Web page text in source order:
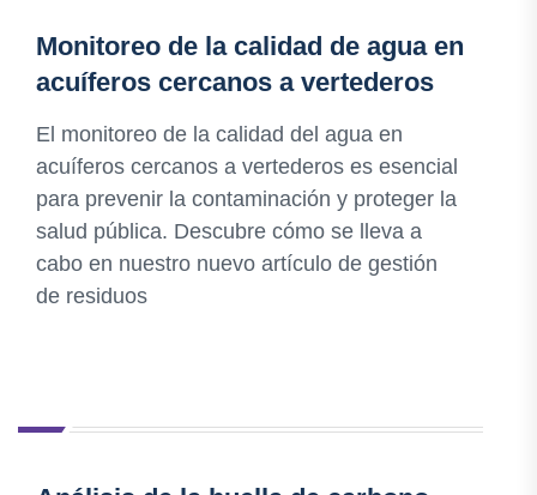
Monitoreo de la calidad de agua en
acuíferos cercanos a vertederos
El monitoreo de la calidad del agua en
acuíferos cercanos a vertederos es esencial
para prevenir la contaminación y proteger la
salud pública. Descubre cómo se lleva a
cabo en nuestro nuevo artículo de gestión
de residuos